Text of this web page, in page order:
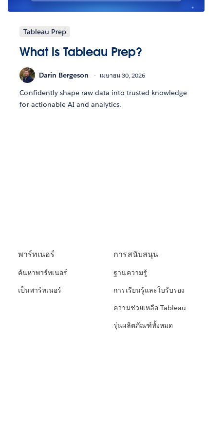
Tableau Prep
What is Tableau Prep?
Darin Bergeson เมษายน 30, 2026
Confidently shape raw data into trusted knowledge
for actionable AI and analytics.
พาร์ทเนอร์
ค้นหาพาร์ทเนอร์
เป็นพาร์ทเนอร์
การสนับสนุน
ฐานความรู้
การเรียนรู้และใบรับรอง
ความช่วยเหลือ Tableau
รุ่นผลิตภัณฑ์ทั้งหมด